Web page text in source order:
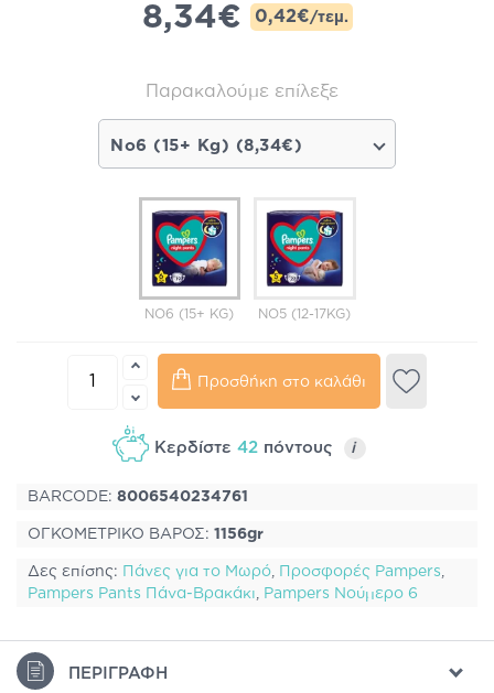
8,34€ 0,42€/τεμ.
Παρακαλούμε επίλεξε
Νο6 (15+ Kg) (8,34€)
ΝΟ6 (15+ KG) ΝΟ5 (12-17KG)
Προσθήκη στο καλάθι
Κερδίστε 42πόντους i
BARCODE: 8006540234761
ΟΓΚΟΜΕΤΡΙΚΟ ΒΑΡΟΣ: 1156gr
Δες επίσης: Πάνες για το Μωρό Προσφορές Pampers
Pampers Pants Πάνα-Βρακάκι
Pampers Νούμερο 6
ΠΕΡΙΓΡΑΦΉ